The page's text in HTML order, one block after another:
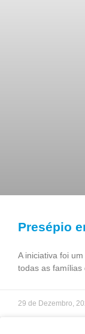
Presépio
A iniciativa foi
todas as famílias
29 de Dezembro,